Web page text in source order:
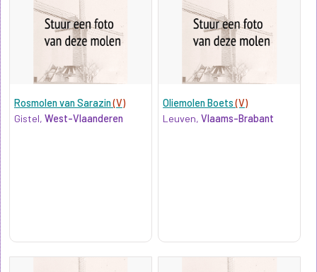
Rosmolen van Sarazin(V)
Gistel, West-Vlaanderen
Oliemolen Boets(V)
Leuven,Vlaams-Brabant